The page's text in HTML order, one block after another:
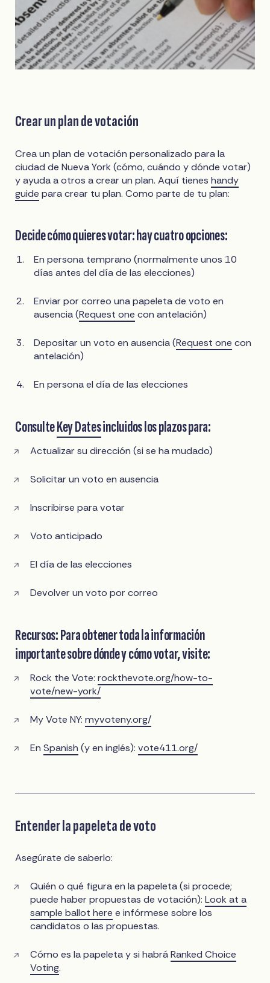
Crear un plan de votación
Crea un plan de votación personalizado para la
ciudad de Nueva York (cómo, cuándo y dónde votar)
y ayuda a otros a crear un plan. Aquí tieneshandy
guide para crear tu plan. Como parte de tu plan:
Decide cómo quieres votar: hay cuatro opciones:
En persona temprano (normalmente unos 10
días antes del día de las elecciones)
Enviar por correo una papeleta de voto en
ausencia (Request one con antelación)
Depositar un voto en ausencia (Request one con
antelación)
En persona el día de las elecciones
ConsulteKey Datesincluidos los plazos para:
Actualizar su dirección (si se ha mudado)
Solicitar un voto en ausencia
Inscribirse para votar
Voto anticipado
El día de las elecciones
Devolver un voto por correo
Recursos: Para obtener toda la información
importante sobre dónde y cómo votar, visite:
Rock the Vote:rockthevote.org/how-to-
vote/new-york/
My Vote NY:myvoteny.org/
EnSpanish (y en inglés):vote411.org/
Entender la papeleta de voto
Asegúrate de saberlo:
Quién o qué figura en la papeleta (si procede;
puede haber propuestas de votación):Look at a
sample ballot here e infórmese sobre los
candidatos o las propuestas.
Cómo es la papeleta y si habráRanked Choice
Voting.